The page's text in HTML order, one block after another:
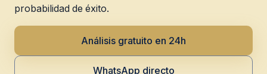
probabilidad de éxito.
Análisis gratuito en 24h
WhatsApp directo